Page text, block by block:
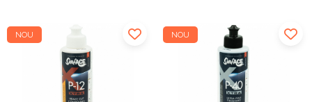
NOU NOU